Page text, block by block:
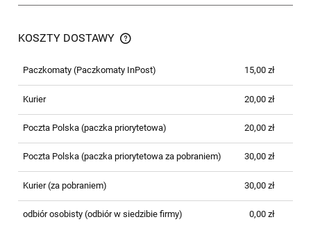
KOSZTY DOSTAWY
Paczkomaty(Paczkomaty InPost) 15,00 zł
Kurier 20,00 zł
Poczta Polska (paczka priorytetowa) 20,00 zł
Poczta Polska (paczka priorytetowa za pobraniem) 30,00 zł
Kurier (za pobraniem) 30,00 zł
odbiór osobisty(odbiór w siedzibie firmy) 0,00 zł